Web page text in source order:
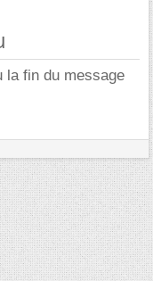
la fin du message